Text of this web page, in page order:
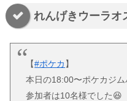
れんげきウーラオ
【#ポケカ 】
本日の18:00〜ポケカジ
参加者は10名様でした😆